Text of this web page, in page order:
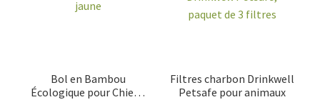
Bol en Bambou
Écologique pour Chiens
Filtres charbon Drinkwell
Petsafe pour animaux